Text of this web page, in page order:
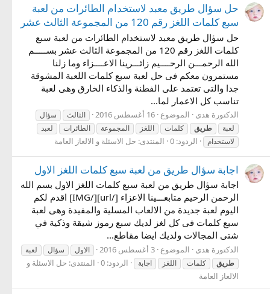
حل سؤال طريق معبد لاستخدام الطائرات من لعبة
سبع كلمات اللغز رقم 120 من المجموعة الثالث عشر
حل سؤال طريق معبد لاستخدام الطائرات من لعبة سبع
كلمات اللغز رقم 120 من المجموعة الثالث عشر بســـــم
الله الرحمـــن الرحــــيم زائـــرينا الاعــــزاء وما زلنا
مستمرون معكم فى حل لعبة سبع كلمات اللعبة المشوقة
جدا والتى تعتمد على الفطنة والذكاء الخارق وهى لعبة
تناسب كل الاعمار لما...
الدكتورة هدى الموضوع 16 أغسطس 2016 الثالث
سؤال
لعبة
طريق كلمات اللغز المجموعة الطائرات
لعبد
لاستخدام
الردود: 0 المنتدى: حل الاسئلة و الالغاز العامة
اجابة سؤال طريق من لعبة سبع كلمات اللغز الاول
اجابة سؤال طريق من لعبة سبع كلمات اللغز الاول بسم الله
الرحمن الرحيم متابعـــينا الاعزاء [/url][/IMG] اقدم لكم
اليوم لعبة جديدة من الالعاب المسلية والمفيدة وهى لعبة
سبع كلمات فى كل لغز لديك سبع رموز شيقة وذكية في
شتى المجالات ولديك ايضا مقاطع...
الدكتورة هدى الموضوع 3 أغسطس 2016 الاول سؤال
لعبة
طريق
كلمات اللغز اجابة الردود: 0 المنتدى: حل الاسئلة و
الالغاز العامة